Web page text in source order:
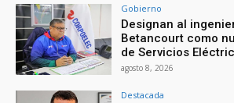
Gobierno
Designan al
Betancourt como
de Servicios
agosto 8, 2026
Destacada